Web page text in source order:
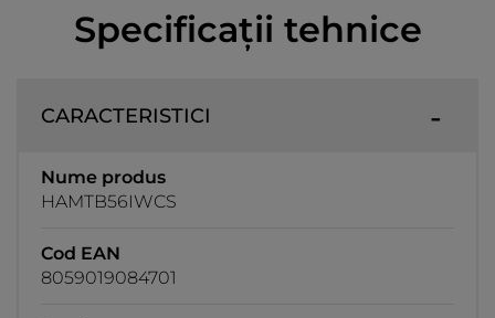
Specificații tehnice
CARACTERISTICI
Nume produs
HAMTB56IWCS
Cod EAN
8059019084701